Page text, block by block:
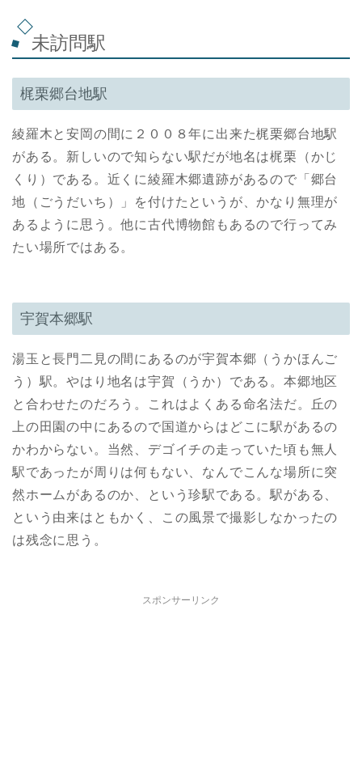
未訪問駅
梶栗郷台地駅
綾羅木と安岡の間に２００８年に出来た梶栗郷台地駅
がある。新しいので知らない駅だが地名は梶栗（かじ
くり）である。近くに綾羅木郷遺跡があるので「郷台
地（ごうだいち）」を付けたというが、かなり無理が
あるように思う。他に古代博物館もあるので行ってみ
たい場所ではある。
宇賀本郷駅
湯玉と長門二見の間にあるのが宇賀本郷（うかほんご
う）駅。やはり地名は宇賀（うか）である。本郷地区
と合わせたのだろう。これはよくある命名法だ。丘の
上の田園の中にあるので国道からはどこに駅があるの
かわからない。当然、デゴイチの走っていた頃も無人
駅であったが周りは何もない、なんでこんな場所に突
然ホームがあるのか、という珍駅である。駅がある、
という由来はともかく、この風景で撮影しなかったの
は残念に思う。
スポンサーリンク